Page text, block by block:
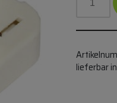
lieferbar